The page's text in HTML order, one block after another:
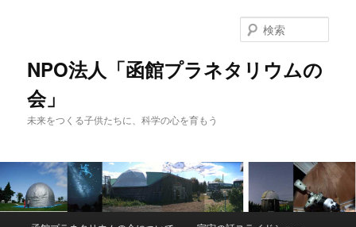
NPO法人「函館プラネタリウムの
会」
未来をつくる子供たちに、科学の心を育もう
索